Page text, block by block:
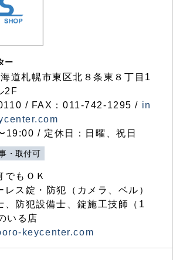
ー
道札幌市東区北８条東８丁目1
2F
/ FAX：011-742-1295 / in
19:00 / 定休日：日曜、祝日
・取付可
でもＯＫ
レス錠・防犯（カメラ、ベル）
防犯設備士、錠施工技師（1
いる店
keycenter.com